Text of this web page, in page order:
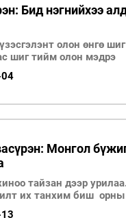
Бид нэгнийхээ
олон өнгө
шиг тийм олон мэдрэ
Монгол
тайзан дээр
их танхим биш орны